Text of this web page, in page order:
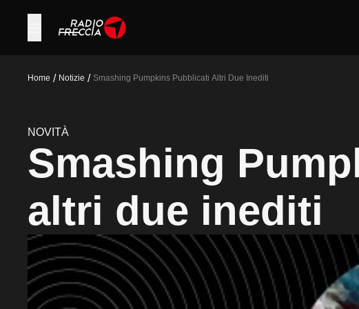
Home / Notizie / Smashing Pumpkins Pubblicati Altri Due Inediti
NOVITÀ
Smashing
altri due inediti